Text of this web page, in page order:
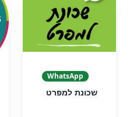
WhatsApp
שכונת למפרט